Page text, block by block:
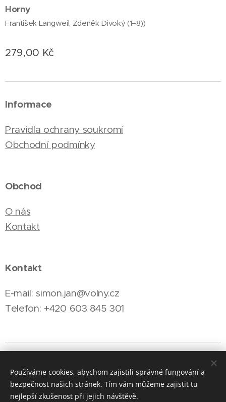
Horny
František Langweil, Zdeněk Divoký (1–8))
279,00 Kč
Informace
Pravidla ochrany soukromí
Obchodní podmínky
Obchod
O nás
Kontakt
Kontakt
E-mail: simon.jan@volny.cz
Telefon: +420 603 845 301
Cookies
Jazyky
Čeština
English
Používáme cookies, abychom zajistili správné fungování a
bezpečnost našich stránek. Tím vám můžeme zajistit tu
nejlepší zkušenost při jejich návštěvě.